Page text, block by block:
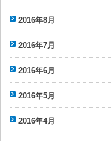
2016年8月
2016年7月
2016年6月
2016年5月
2016年4月